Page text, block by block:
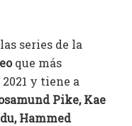
series de la
que más
y tiene a
Pike, Kae
Hammed